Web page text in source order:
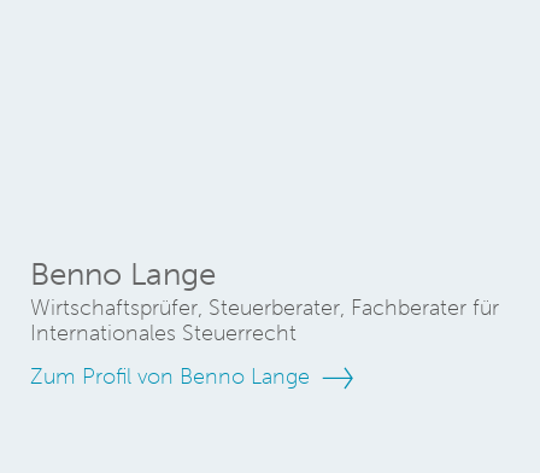
Benno Lange
Wirtschaftsprüfer, Steuerberater, Fachberater für
Internationales Steuerrecht
Zum Profil von Benno Lange